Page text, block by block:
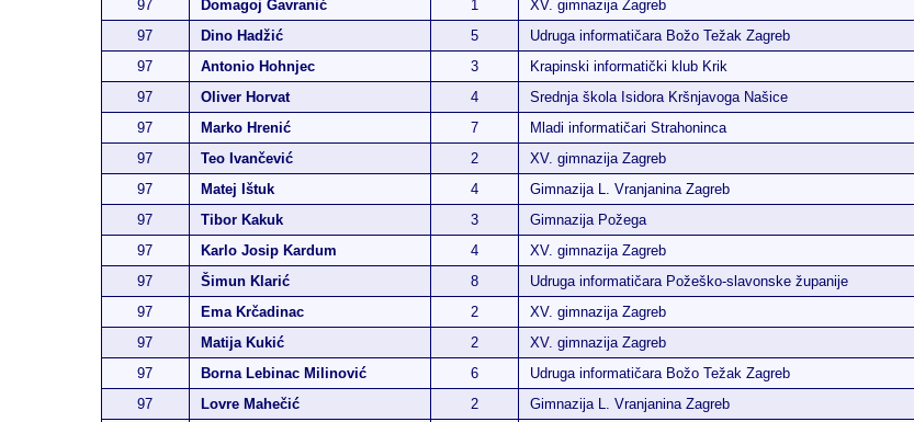
97
Domagoj Gavranić 1 XV. gimnazija Zagreb
97
Dino Hadžić 5 Udruga informatičara Božo Težak Zagreb
97
Antonio Hohnjec 3 Krapinski informatički klub Krik
97
Oliver Horvat 4 Srednja škola Isidora Kršnjavoga Našice
97
Marko Hrenić 7 Mladi informatičari Strahoninca
97
Teo Ivančević 2 XV. gimnazija Zagreb
97
Matej Ištuk 4 Gimnazija L. Vranjanina Zagreb
97
Tibor Kakuk 3 Gimnazija Požega
97
Karlo Josip Kardum 4 XV. gimnazija Zagreb
97
Šimun Klarić 8 Udruga informatičara Požeško-slavonske županije
97
Ema Krčadinac 2 XV. gimnazija Zagreb
97
Matija Kukić 2 XV. gimnazija Zagreb
97
Borna Lebinac Milinović 6 Udruga informatičara Božo Težak Zagreb
97
Lovre Mahečić 2 Gimnazija L. Vranjanina Zagreb